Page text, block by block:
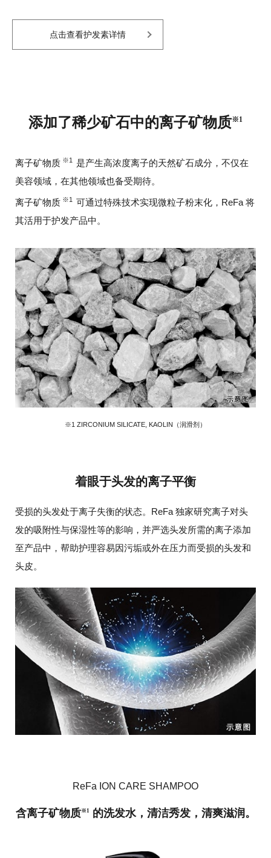
点击查看护发素详情
添加了稀少矿石中的离子矿物质※1
离子矿物质 ※1
是产生高浓度离子的天然矿石成分，不仅在
美容领域，在其他领域也备受期待。
离子矿物质 ※1
可通过特殊技术实现微粒子粉末化，ReFa 将
其活用于护发产品中。
※1 ZIRCONIUM SILICATE, KAOLIN（润滑剂）
着眼于头发的离子平衡
受损的头发处于离子失衡的状态。ReFa 独家研究离子对头
发的吸附性与保湿性等的影响，并严选头发所需的离子添加
至产品中，帮助护理容易因污垢或外在压力而受损的头发和
头皮。
ReFa ION CARE SHAMPOO
含离子矿物质※1 的洗发水，清洁秀发，清爽滋润。